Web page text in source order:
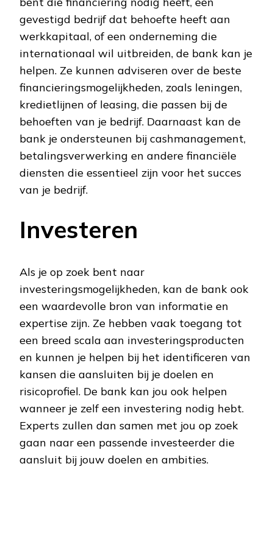
gevestigd bedrijf dat behoefte heeft aan
werkkapitaal, of een onderneming die
internationaal wil uitbreiden, de bank kan je
helpen. Ze kunnen adviseren over de beste
financieringsmogelijkheden, zoals leningen,
kredietlijnen of leasing, die passen bij de
behoeften van je bedrijf. Daarnaast kan de
bank je ondersteunen bij cashmanagement,
betalingsverwerking en andere financiële
diensten die essentieel zijn voor het succes
van je bedrijf.
Investeren
Als je op zoek bent naar
investeringsmogelijkheden, kan de bank ook
een waardevolle bron van informatie en
expertise zijn. Ze hebben vaak toegang tot
een breed scala aan investeringsproducten
en kunnen je helpen bij het identificeren van
kansen die aansluiten bij je doelen en
risicoprofiel. De bank kan jou ook helpen
wanneer je zelf een investering nodig hebt.
Experts zullen dan samen met jou op zoek
gaan naar een passende investeerder die
aansluit bij jouw doelen en ambities.